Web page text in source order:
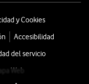
y Cookies
Accesibilidad
del servicio
Web